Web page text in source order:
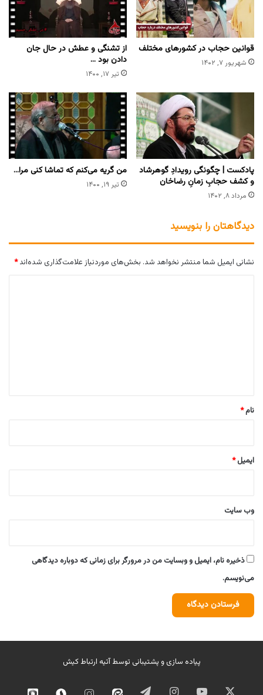
قوانین حجاب در کشورهای مختلف
شهریور ۷, ۱۴۰۲
از تشنگی و عطش در حال جان
دادن بود …
تیر ۱۷, ۱۴۰۰
پادکست | چگونگی رویدادِ گوهرشاد
و کشف حجابِ زمانِ رضاخان
مرداد ۸, ۱۴۰۲
من گریه می‌کنم که تماشا کنی مرا…
تیر ۱۹, ۱۴۰۰
دیدگاهتان را بنویسید
نشانی ایمیل شما منتشر نخواهد شد. بخش‌های موردنیاز علامت‌گذاری شده‌اند*
نام*
ایمیل*
وب‌ سایت
ذخیره نام، ایمیل و وبسایت من در مرورگر برای زمانی که دوباره دیدگاهی
می‌نویسم.
پیاده سازی و پشتیبانی توسطآتیه ارتباط کیش
ایکس یوتیوب اینستاگرامتلگرام